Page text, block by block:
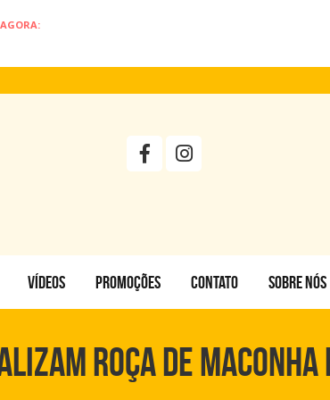
VÍDEOS PROMOÇÕES CONTATO SOBRE NÓS
ROÇA DE